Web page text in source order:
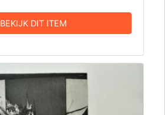
BEKIJK DIT ITEM